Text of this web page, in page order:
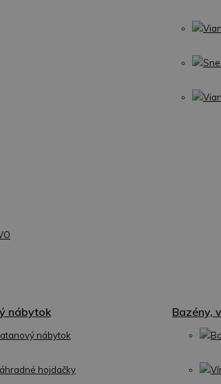
nábytok
nábytok
hojdačky
Bazény,